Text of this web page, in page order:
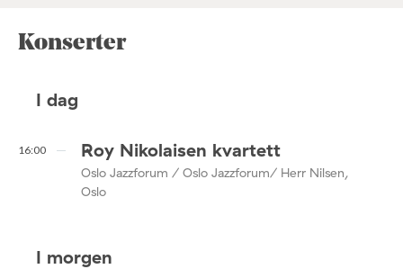
Konserter
I dag
16:00 Roy Nikolaisen kvartett
Oslo Jazzforum / Oslo Jazzforum/ Herr Nilsen,
Oslo
I morgen